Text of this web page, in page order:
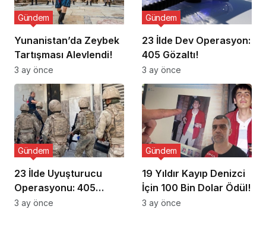
Yunanistan’da Zeybek
Tartışması Alevlendi!
Gündem
3 ay önce
23 İlde Dev Operasyon:
405 Gözaltı!
Gündem
3 ay önce
23 İlde Uyuşturucu
Operasyonu: 405
Gözaltı!
Gündem
3 ay önce
19 Yıldır Kayıp Denizci
İçin 100 Bin Dolar Ödül!
Gündem
3 ay önce